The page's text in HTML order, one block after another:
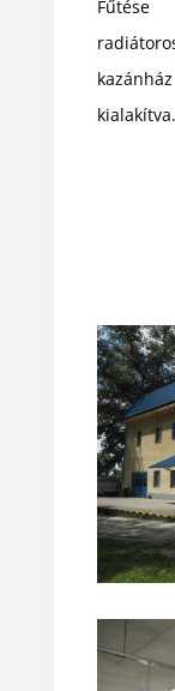
Fűtése
kialakítva.